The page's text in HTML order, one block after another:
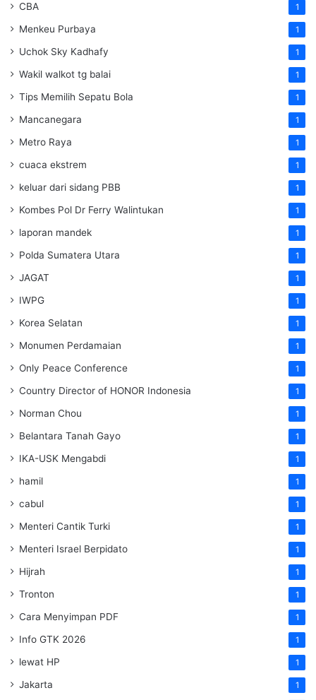
CBA 1
Menkeu Purbaya 1
Uchok Sky Kadhafy 1
Wakil walkot tg balai 1
Tips Memilih Sepatu Bola 1
Mancanegara 1
Metro Raya 1
cuaca ekstrem 1
keluar dari sidang PBB 1
Kombes Pol Dr Ferry Walintukan 1
laporan mandek 1
Polda Sumatera Utara 1
JAGAT 1
IWPG 1
Korea Selatan 1
Monumen Perdamaian 1
Only Peace Conference 1
Country Director of HONOR Indonesia 1
Norman Chou 1
Belantara Tanah Gayo 1
IKA-USK Mengabdi 1
hamil 1
cabul 1
Menteri Cantik Turki 1
Menteri Israel Berpidato 1
Hijrah 1
Tronton 1
Cara Menyimpan PDF 1
Info GTK 2026 1
lewat HP 1
Jakarta 1